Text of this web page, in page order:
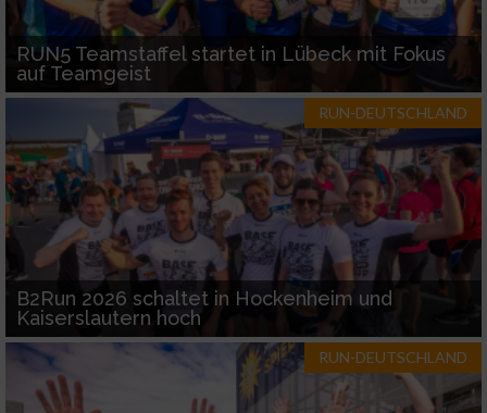
RUN5 Teamstaffel startet in Lübeck mit Fokus
auf Teamgeist
RUN-DEUTSCHLAND
B2Run 2026 schaltet in Hockenheim und
Kaiserslautern hoch
RUN-DEUTSCHLAND